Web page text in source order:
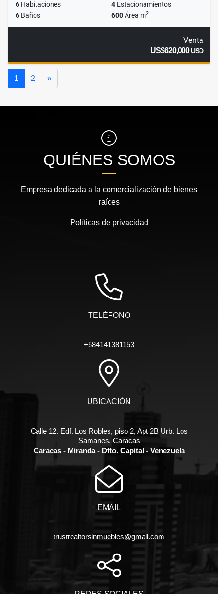
6 Habitaciones 4 Estacionamientos
6 Baños 600Área m2
Venta
US$620,000USD
1 2 »Siguiente
QUIÉNES SOMOS
Empresa dedicada a la comercialización de bienes
raíces
Políticas de privacidad
TELÉFONO
+584141381153
UBICACIÓN
Calle 12. Edf. Los Robles, piso 2, Apt 2B Urb. Los
Samanes. Caracas
Caracas - Miranda - Dtto. Capital - Venezuela
EMAIL
trustrealtorsinmuebles@gmail.com